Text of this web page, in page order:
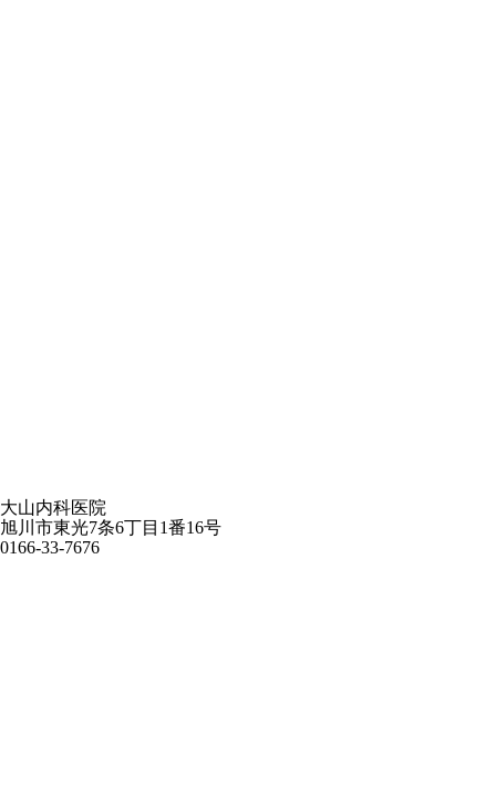
大山内科医院
旭川市東光7条6丁目1番16号
0166-33-7676